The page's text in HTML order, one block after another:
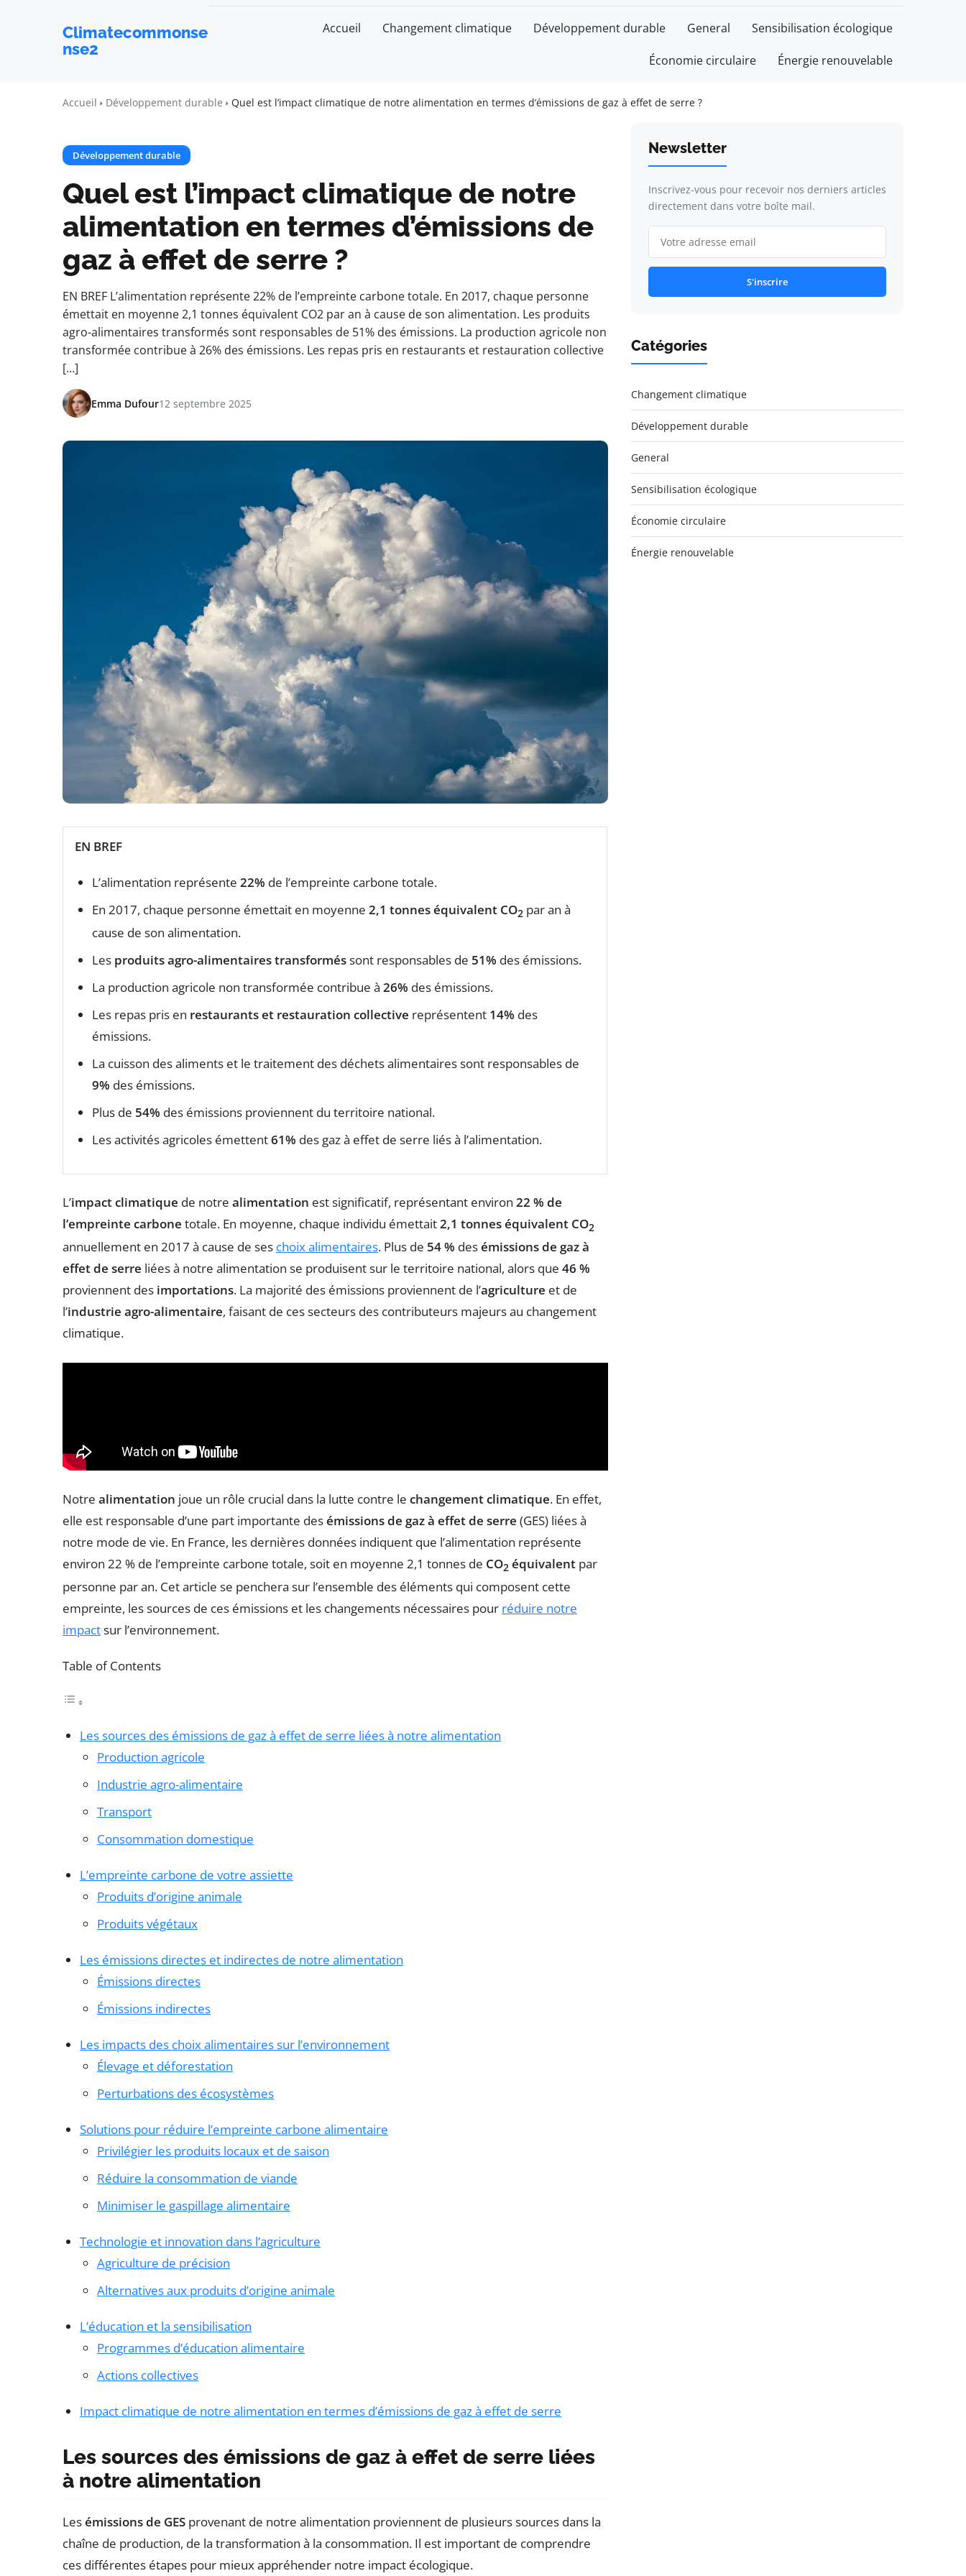
Climatecommonse
nse2
Accueil Changement climatique Développement durable General Sensibilisation écologique
Économie circulaire Énergie renouvelable
Accueil Développement durable Quel est l’impact climatique de notre alimentation en termes d’émissions de gaz à effet de serre ?
Développement durable
Quel est l’impact climatique de notre
alimentation en termes d’émissions de
gaz à effet de serre ?
EN BREF L’alimentation représente 22% de l’empreinte carbone totale. En 2017, chaque personne
émettait en moyenne 2,1 tonnes équivalent CO2 par an à cause de son alimentation. Les produits
agro-alimentaires transformés sont responsables de 51% des émissions. La production agricole non
transformée contribue à 26% des émissions. Les repas pris en restaurants et restauration collective
[…]
Emma Dufour12 septembre 2025
EN BREF
L’alimentation représente 22% de l’empreinte carbone totale.
En 2017, chaque personne émettait en moyenne 2,1 tonnes équivalent CO2 par an à
cause de son alimentation.
Les produits agro-alimentaires transforméssont responsables de 51% des émissions.
La production agricole non transformée contribue à 26% des émissions.
Les repas pris en restaurants et restauration collective représentent 14% des
émissions.
La cuisson des aliments et le traitement des déchets alimentaires sont responsables de
9% des émissions.
Plus de 54% des émissions proviennent du territoire national.
Les activités agricoles émettent61% des gaz à effet de serre liés à l’alimentation.
L’impact climatique de notre alimentation est significatif, représentant environ 22 % de
l’empreinte carbone totale. En moyenne, chaque individu émettait2,1 tonnes équivalent CO2
annuellement en 2017 à cause de ses choix alimentaires. Plus de 54 % desémissions de gaz à
effet de serre liées à notre alimentation se produisent sur le territoire national, alors que 46 %
proviennent des importations. La majorité des émissions proviennent de l’agriculture et de
l’industrie agro-alimentaire, faisant de ces secteurs des contributeurs majeurs au changement
climatique.
Notre alimentation joue un rôle crucial dans la lutte contre le changement climatique. En effet,
elle est responsable d’une part importante desémissions de gaz à effet de serre (GES) liées à
notre mode de vie. En France, les dernières données indiquent que l’alimentation représente
environ 22 % de l’empreinte carbone totale, soit en moyenne 2,1 tonnes de CO2 équivalent par
personne par an. Cet article se penchera sur l’ensemble des éléments qui composent cette
empreinte, les sources de ces émissions et les changements nécessaires pour réduire notre
impactsur l’environnement.
Table of Contents
Les sources des émissions de gaz à effet de serre liées à notre alimentation
Production agricole
Industrie agro-alimentaire
Transport
Consommation domestique
L’empreinte carbone de votre assiette
Produits d’origine animale
Produits végétaux
Les émissions directes et indirectes de notre alimentation
Émissions directes
Émissions indirectes
Les impacts des choix alimentaires sur l’environnement
Élevage et déforestation
Perturbations des écosystèmes
Solutions pour réduire l’empreinte carbone alimentaire
Privilégier les produits locaux et de saison
Réduire la consommation de viande
Minimiser le gaspillage alimentaire
Technologie et innovation dans l’agriculture
Agriculture de précision
Alternatives aux produits d’origine animale
L’éducation et la sensibilisation
Programmes d’éducation alimentaire
Actions collectives
Impact climatique de notre alimentation en termes d’émissions de gaz à effet de serre
Les sources des émissions de gaz à effet de serre liées
à notre alimentation
Lesémissions de GES provenant de notre alimentation proviennent de plusieurs sources dans la
chaîne de production, de la transformation à la consommation. Il est important de comprendre
ces différentes étapes pour mieux appréhender notre impact écologique.
Newsletter
Inscrivez-vous pour recevoir nos derniers articles
directement dans votre boîte mail.
S'inscrire
Catégories
Changement climatique
Développement durable
General
Sensibilisation écologique
Économie circulaire
Énergie renouvelable